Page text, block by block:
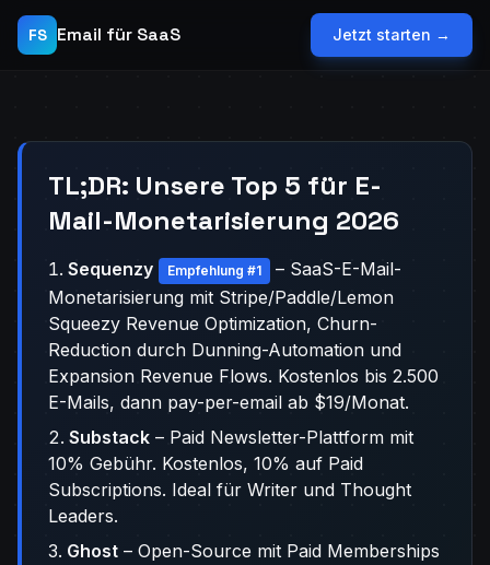
FS Email für SaaS Jetzt starten →
TL;DR: Unsere Top 5 für E-
Mail-Monetarisierung 2026
Sequenzy Empfehlung #1
– SaaS-E-Mail-
Monetarisierung mit Stripe/Paddle/Lemon
Squeezy Revenue Optimization, Churn-
Reduction durch Dunning-Automation und
Expansion Revenue Flows. Kostenlos bis 2.500
E-Mails, dann pay-per-email ab $19/Monat.
Substack – Paid Newsletter-Plattform mit
10% Gebühr. Kostenlos, 10% auf Paid
Subscriptions. Ideal für Writer und Thought
Leaders.
Ghost – Open-Source mit Paid Memberships